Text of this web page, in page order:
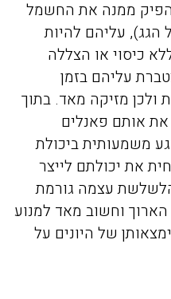
ממנה את החשמל
הגג), עליהם להיות
כיסוי או הצללה
עליהם בזמן
ולכן מזיקה מאד. בתוך
את אותם פאנלים
משמעותית ביכולת
את יכולתם לייצר
עצמה גורמת
וחשוב מאד למנוע
של היונים על